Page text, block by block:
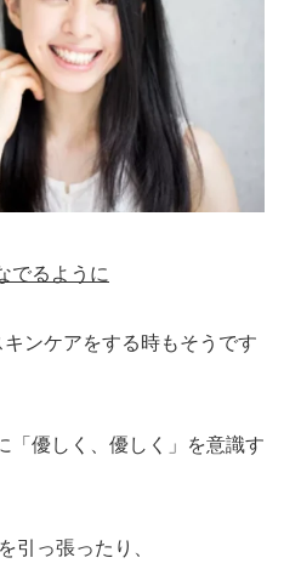
でるように
ンケアをする時もそうです
「優しく、優しく」を意識す
引っ張ったり、